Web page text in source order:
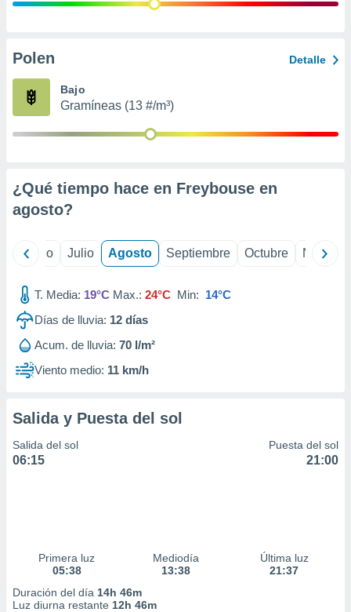
e
publicidad
Polen Detalle
Bajo
Gramíneas (13 #/m³)
¿Qué tiempo hace en Freybouse en
agosto?
Junio Julio Agosto Septiembre Octubre
T. Media: 19°C Max.: 24°C Min: 14°C
Días de lluvia: 12 días
Acum. de lluvia: 70 l/m²
Viento medio: 11 km/h
Salida y Puesta del sol
Salida del sol
06:15
Puesta del sol
21:00
Primera luz
05:38
Mediodía
13:38
Última luz
21:37
Duración del día 14h 46m
Luz diurna restante 12h 46m